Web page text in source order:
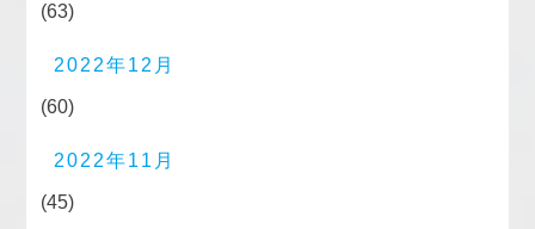
(63)
2022年12月
(60)
2022年11月
(45)